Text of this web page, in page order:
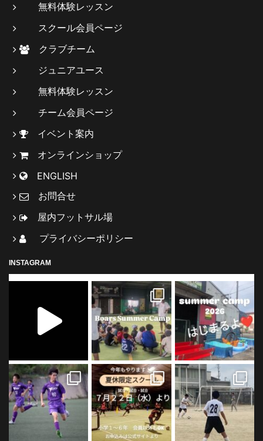
無料体験レッスン
スクール会員ページ
クラブチーム
ジュニアユース
無料体験レッスン
チーム会員ページ
イベント案内
オンラインショップ
ENGLISH
お問合せ
屋内フットサル場
プライバシーポリシー
INSTAGRAM